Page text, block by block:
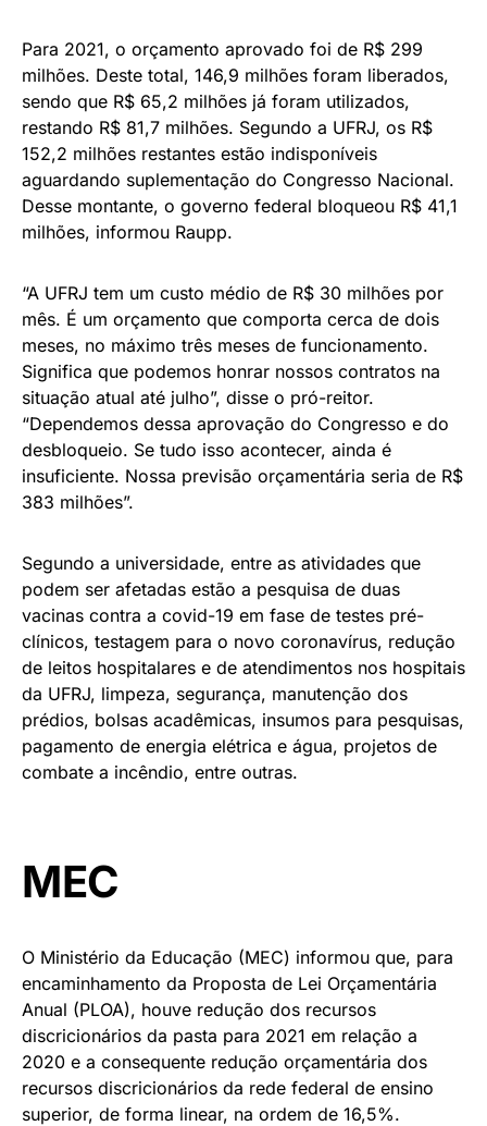
Para 2021, o orçamento aprovado foi de R$ 299
milhões. Deste total, 146,9 milhões foram liberados,
sendo que R$ 65,2 milhões já foram utilizados,
restando R$ 81,7 milhões. Segundo a UFRJ, os R$
152,2 milhões restantes estão indisponíveis
aguardando suplementação do Congresso Nacional.
Desse montante, o governo federal bloqueou R$ 41,1
milhões, informou Raupp.
“A UFRJ tem um custo médio de R$ 30 milhões por
mês. É um orçamento que comporta cerca de dois
meses, no máximo três meses de funcionamento.
Significa que podemos honrar nossos contratos na
situação atual até julho”, disse o pró-reitor.
“Dependemos dessa aprovação do Congresso e do
desbloqueio. Se tudo isso acontecer, ainda é
insuficiente. Nossa previsão orçamentária seria de R$
383 milhões”.
Segundo a universidade, entre as atividades que
podem ser afetadas estão a pesquisa de duas
vacinas contra a covid-19 em fase de testes pré-
clínicos, testagem para o novo coronavírus, redução
de leitos hospitalares e de atendimentos nos hospitais
da UFRJ, limpeza, segurança, manutenção dos
prédios, bolsas acadêmicas, insumos para pesquisas,
pagamento de energia elétrica e água, projetos de
combate a incêndio, entre outras.
MEC
O Ministério da Educação (MEC) informou que, para
encaminhamento da Proposta de Lei Orçamentária
Anual (PLOA), houve redução dos recursos
discricionários da pasta para 2021 em relação a
2020 e a consequente redução orçamentária dos
recursos discricionários da rede federal de ensino
superior, de forma linear, na ordem de 16,5%.